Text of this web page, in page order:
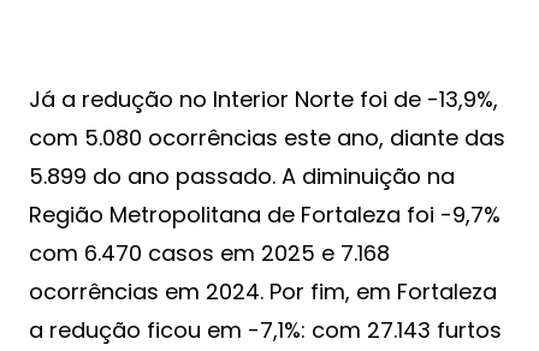
Já a redução no Interior Norte foi de -13,9%,
com 5.080 ocorrências este ano, diante das
5.899 do ano passado. A diminuição na
Região Metropolitana de Fortaleza foi -9,7%
com 6.470 casos em 2025 e 7.168
ocorrências em 2024. Por fim, em Fortaleza
a redução ficou em -7,1%: com 27.143 furtos